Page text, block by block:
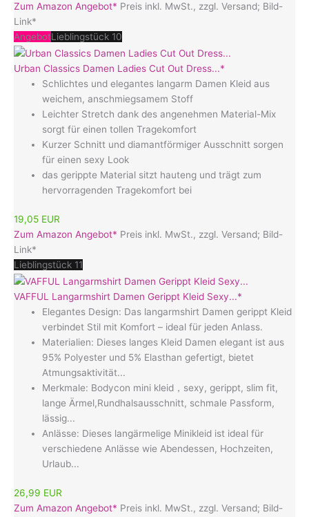
Zum Amazon Angebot* Preis inkl. MwSt., zzgl. Versand; Bild-
Link*
AngebotLieblingstück 10
Urban Classics Damen Ladies Cut Out Dress...*
Schlichtes und elegantes langarm Damen Kleid aus
weichem, anschmiegsamem Stoff
Leichter Stretch dank des angenehmen Material-Mix
sorgt für einen tollen Tragekomfort
Kurzer Schnitt und diamantförmiger Ausschnitt sorgen
für einen sexy Look
das gerippte Material sitzt hauteng und trägt zum
hervorragenden Tragekomfort bei
19,05 EUR
Zum Amazon Angebot* Preis inkl. MwSt., zzgl. Versand; Bild-
Link*
Lieblingstück 11
VAFFUL Langarmshirt Damen Gerippt Kleid Sexy...*
Elegantes Design: Das langarmshirt Damen gerippt Kleid
verbindet Stil mit Komfort – ideal für jeden Anlass.
Materialien: Dieses langes Kleid Damen elegant ist aus
95% Polyester und 5% Elasthan gefertigt, bietet
Atmungsaktivität...
Merkmale: Bodycon mini kleid，sexy, gerippt, slim fit,
lange Ärmel,Rundhalsausschnitt, schmale Passform,
lässig...
Anlässe: Dieses langärmelige Minikleid ist ideal für
verschiedene Anlässe wie Abendessen, Hochzeiten,
Urlaub...
26,99 EUR
Zum Amazon Angebot* Preis inkl. MwSt., zzgl. Versand; Bild-